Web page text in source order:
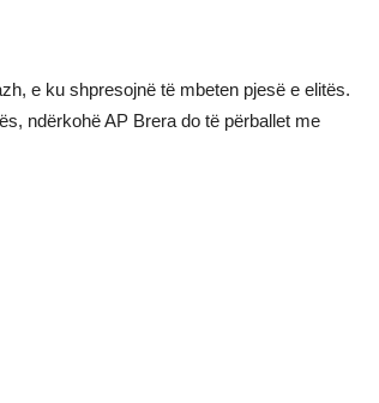
e ku shpresojnë të mbeten pjesë e elitës.
ndërkohë AP Brera do të përballet me